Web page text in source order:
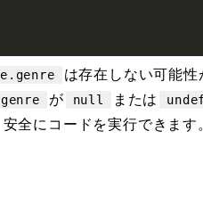
は存在しない可能性
が null または
全にコードを実行できます。